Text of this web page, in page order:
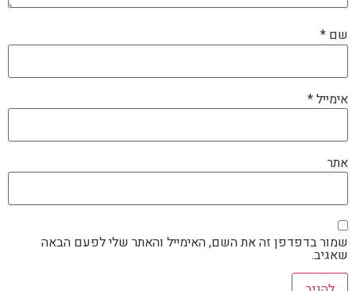
שם *
אימייל*
אתר
שמור בדפדפן זה את השם, האימייל והאתר שלי לפעם הבאה
שאגיב.